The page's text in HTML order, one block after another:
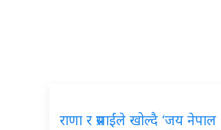
राणा र प्रसाईंले खोल्दै ‘जय नेपाल